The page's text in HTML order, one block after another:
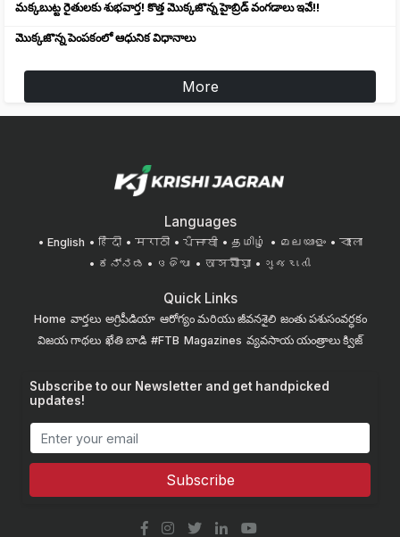
మక్కబుట్ట రైతులకు శుభవార్త! కొత్త మొక్కజొన్న హైబ్రిడ్ వంగడాలు ఇవే!!
మొక్కజొన్న పెంపకంలో ఆధునిక విధానాలు
More
Languages
English हिंदी मराठी ਪੰਜਾਬੀ தமிழ் മലയാളം
বাংলা
ಕನ್ನಡ
ଓଡିଆ অসমীয়া ગુજરાતી
Quick Links
Home వార్తలు అగ్రిపీడియా ఆరోగ్యం మరియు జీవనశైలి జంతు పశుసంవర్ధకం
విజయ గాథలు ఖేతి బాడి #FTB Magazines వ్యవసాయ యంత్రాలు క్విజ్
Subscribe to our Newsletter and get handpicked
updates!
Subscribe